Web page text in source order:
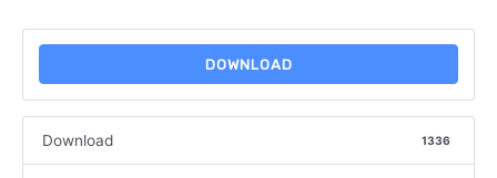
DOWNLOAD
Download 1336